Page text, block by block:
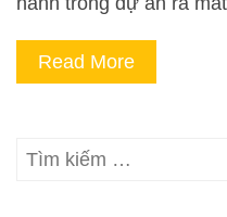
Read More
Tìm